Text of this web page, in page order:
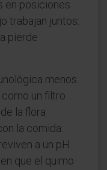
en posiciones
trabajan juntos:
pierde
menos
un filtro
la flora
la comida:
a un pH
que el quimo